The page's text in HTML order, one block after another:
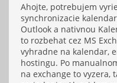
Ahojte, potrebujem
synchronizacie
Outlook a nativnou
to rozbehat cez MS
vyhradne na kalendar,
hostingu. Po
na exchange to vyzera,